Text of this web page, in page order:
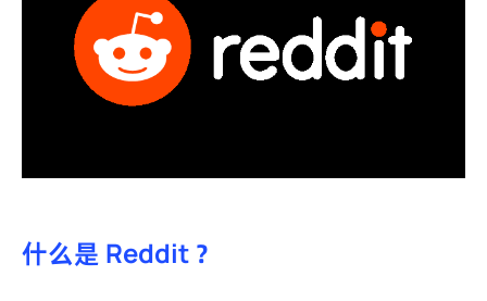
什么是 Reddit ？